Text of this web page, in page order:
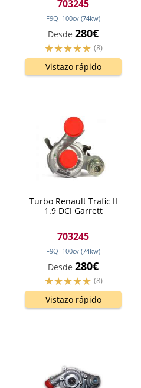
703245
F9Q 100cv (74kw)
Desde 280€
(8)
Vistazo rápido
Turbo Renault Trafic II
1.9 DCI Garrett
703245
F9Q 100cv (74kw)
Desde 280€
(8)
Vistazo rápido